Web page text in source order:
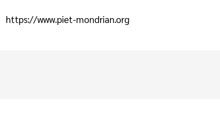
https://www.piet-mondrian.org